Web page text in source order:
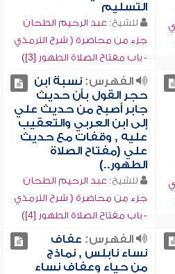
التسليم
للشيخ: عبد الرحيم الطحان
جزء من محاضرة ( شرح الترمذي
- باب مفتاح الصلاة الطهور [3])
الفهرس:نسبة ابن
حجر القول بأن حديث
جابر أصبح من حديث علي
إلى ابن العربي والتعقيب
عليه , وقفات مع حديث
علي (مفتاح الصلاة
الطهور..)
للشيخ: عبد الرحيم الطحان
جزء من محاضرة ( شرح الترمذي
- باب مفتاح الصلاة الطهور [4])
الفهرس: عفاف
نساء نابلس , نماذج
من حياء وعفاف نساء